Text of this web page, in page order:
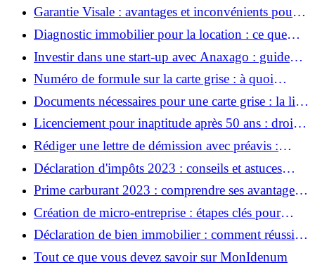
droits et les procédures
Garantie Visale : avantages et inconvénients pour
locataires et propriétaires
Diagnostic immobilier pour la location : ce que
vous devez savoir
Investir dans une start-up avec Anaxago : guide
pour les investisseurs débutants
Numéro de formule sur la carte grise : à quoi
correspond-il et pourquoi est-il important ?
Documents nécessaires pour une carte grise : la liste
complète pour faciliter vos démarches
Licenciement pour inaptitude après 50 ans : droits
et conseils pour les salariés
Rédiger une lettre de démission avec préavis :
conseils et modèle à suivre
Déclaration d'impôts 2023 : conseils et astuces
pour une gestion financière saine
Prime carburant 2023 : comprendre ses avantages
pour un budget équilibré
Création de micro-entreprise : étapes clés pour
lancer une activité saine et prospère
Déclaration de bien immobilier : comment réussir
une gestion saine de votre patrimoine ?
Tout ce que vous devez savoir sur MonIdenum